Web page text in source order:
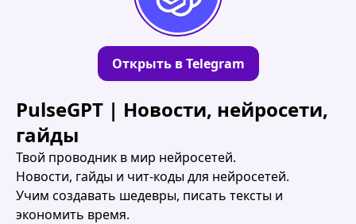
Открыть в Telegram
PulseGPT | Новости, нейросети,
гайды
Твой проводник в мир нейросетей.
Новости, гайды и чит-коды для нейросетей.
Учим создавать шедевры, писать тексты и
экономить время.